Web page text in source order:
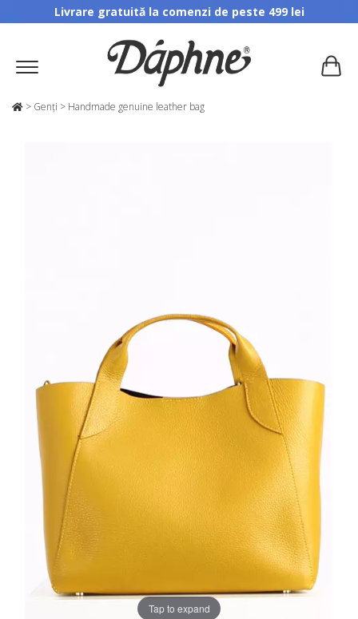
Livrare gratuită la comenzi de peste 499 lei
> Genți > Handmade genuine leather bag
Tap to expand